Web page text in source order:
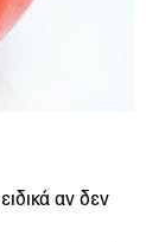
αν δεν